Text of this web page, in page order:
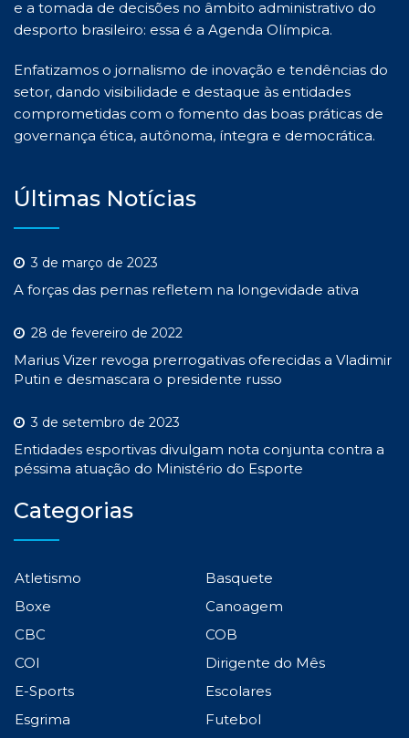
e a tomada de decisões no âmbito administrativo do
desporto brasileiro: essa é a Agenda Olímpica.
Enfatizamos o jornalismo de inovação e tendências do
setor, dando visibilidade e destaque às entidades
comprometidas com o fomento das boas práticas de
governança ética, autônoma, íntegra e democrática.
Últimas Notícias
3 de março de 2023
A forças das pernas refletem na longevidade ativa
28 de fevereiro de 2022
Marius Vizer revoga prerrogativas oferecidas a Vladimir
Putin e desmascara o presidente russo
3 de setembro de 2023
Entidades esportivas divulgam nota conjunta contra a
péssima atuação do Ministério do Esporte
Categorias
Atletismo
Basquete
Boxe
Canoagem
CBC
COB
COI
Dirigente do Mês
E-Sports
Escolares
Esgrima
Futebol